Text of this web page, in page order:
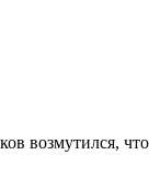
возмутился,